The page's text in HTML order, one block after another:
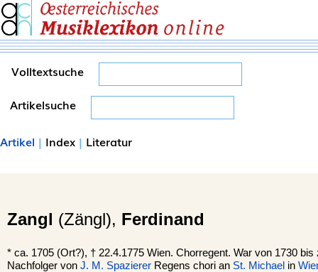
Volltextsuche
Artikelsuche
Artikel | Index | Literatur
Zangl (Zängl), Ferdinand
* ca. 1705 (Ort?), † 22.4.1775 Wien. Chorregent. War von 1730 bis
Nachfolger von J. M. Spazierer Regens chori an St. Michael in